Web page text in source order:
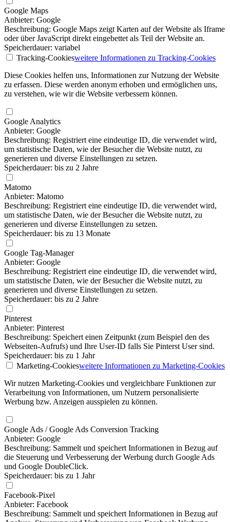
Google Maps
Anbieter: Google
Beschreibung: Google Maps zeigt Karten auf der Website als Iframe
oder über JavaScript direkt eingebettet als Teil der Website an.
Speicherdauer: variabel
Tracking-Cookiesweitere Informationen zu Tracking-Cookies
Diese Cookies helfen uns, Informationen zur Nutzung der Website
zu erfassen. Diese werden anonym erhoben und ermöglichen uns,
zu verstehen, wie wir die Website verbessern können.
Google Analytics
Anbieter: Google
Beschreibung: Registriert eine eindeutige ID, die verwendet wird,
um statistische Daten, wie der Besucher die Website nutzt, zu
generieren und diverse Einstellungen zu setzen.
Speicherdauer: bis zu 2 Jahre
Matomo
Anbieter: Matomo
Beschreibung: Registriert eine eindeutige ID, die verwendet wird,
um statistische Daten, wie der Besucher die Website nutzt, zu
generieren und diverse Einstellungen zu setzen.
Speicherdauer: bis zu 13 Monate
Google Tag-Manager
Anbieter: Google
Beschreibung: Registriert eine eindeutige ID, die verwendet wird,
um statistische Daten, wie der Besucher die Website nutzt, zu
generieren und diverse Einstellungen zu setzen.
Speicherdauer: bis zu 2 Jahre
Pinterest
Anbieter: Pinterest
Beschreibung: Speichert einen Zeitpunkt (zum Beispiel den des
Webseiten-Aufrufs) und Ihre User-ID falls Sie Pinterst User sind.
Speicherdauer: bis zu 1 Jahr
Marketing-Cookiesweitere Informationen zu Marketing-Cookies
Wir nutzen Marketing-Cookies und vergleichbare Funktionen zur
Verarbeitung von Informationen, um Nutzern personalisierte
Werbung bzw. Anzeigen ausspielen zu können.
Google Ads / Google Ads Conversion Tracking
Anbieter: Google
Beschreibung: Sammelt und speichert Informationen in Bezug auf
die Steuerung und Verbesserung der Werbung durch Google Ads
und Google DoubleClick.
Speicherdauer: bis zu 1 Jahr
Facebook-Pixel
Anbieter: Facebook
Beschreibung: Sammelt und speichert Informationen in Bezug auf